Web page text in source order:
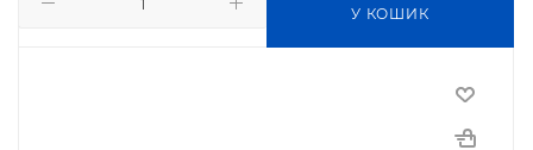
У КОШИК